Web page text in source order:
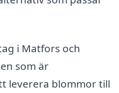
i Matfors och
som är
leverera blommor till